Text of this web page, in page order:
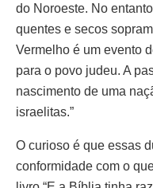
do Noroeste. No
quentes e secos
Vermelho é um evento
para o povo judeu. A
nascimento de uma
israelitas.”
O curioso é que essas
conformidade com o